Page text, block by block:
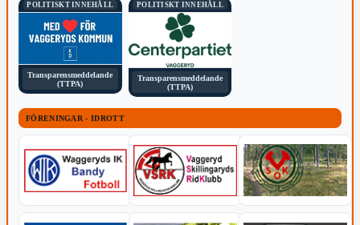
POLITISKT INNEHÅLL
Transparensmeddelande
(TTPA)
POLITISKT INNEHÅLL
Transparensmeddelande
(TTPA)
FÖRENINGAR - IDROTT